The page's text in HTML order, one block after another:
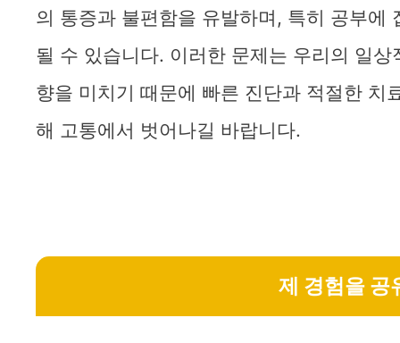
의 통증과 불편함을 유발하며, 특히 공부에
될 수 있습니다. 이러한 문제는 우리의 일
향을 미치기 때문에 빠른 진단과 적절한 치
해 고통에서 벗어나길 바랍니다.
제 경험을 공